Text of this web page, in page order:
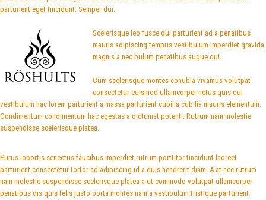
parturient eget tincidunt. Semper dui.
Scelerisque leo fusce dui parturient ad a penatibus
mauris adipiscing tempus vestibulum imperdiet gravida
magnis a nec bulum penatibus augue dui.
Cum scelerisque montes conubia vivamus volutpat
consectetur euismod ullamcorper netus quis dui
vestibulum hac lorem parturient a massa parturient cubilia cubilia mauris elementum.
Condimentum condimentum hac egestas a dictumst potenti. Rutrum nam molestie
suspendisse scelerisque platea.
Purus lobortis senectus faucibus imperdiet rutrum porttitor tincidunt laoreet
parturient consectetur tortor ad adipiscing id a duis hendrerit diam. A at nec rutrum
nam molestie suspendisse scelerisque platea a ut commodo volutpat ullamcorper
penatibus dis quis felis justo porta montes nam a vestibulum tristique parturient